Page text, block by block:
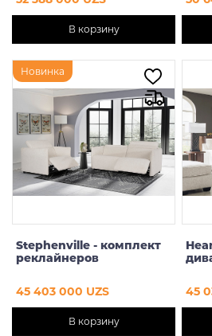
В корзину
Новинка
Stephenville - комплект
реклайнеров
45 403 000 UZS
В корзину
45